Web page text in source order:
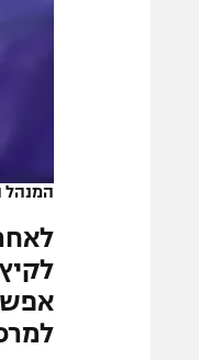
רשיון
הצטרפות
המגזיןהמנהל